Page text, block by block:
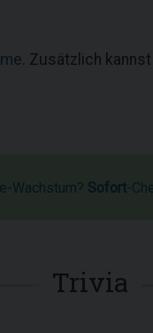
. Zusätzlich
Wachstum? Sofort-
Trivia